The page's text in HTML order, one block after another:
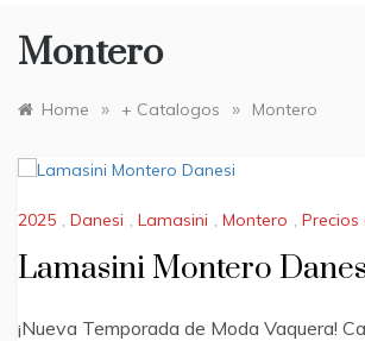
Montero
Home » + Catalogos » Montero
2025 , Danesi , Lamasini , Montero , Precios
Lamasini Montero
¡Nueva Temporada de Moda Vaquera!